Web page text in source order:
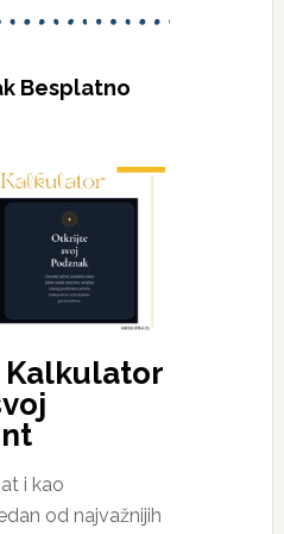
Besplatno
Kalkulator
i kao
od najvažnijih